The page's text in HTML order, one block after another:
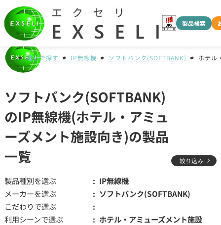
製品検索
種別で探す IP無線機 ソフトバンク(SOFTBANK) ホテル
ソフトバンク(SOFTBANK)
のIP無線機(ホテル・アミュ
ーズメント施設向き)の製品
一覧
絞り込み
製品種別を選ぶ
IP無線機
メーカーを選ぶ
ソフトバンク(SOFTBANK)
こだわりで選ぶ
利用シーンで選ぶ
ホテル・アミューズメント施設